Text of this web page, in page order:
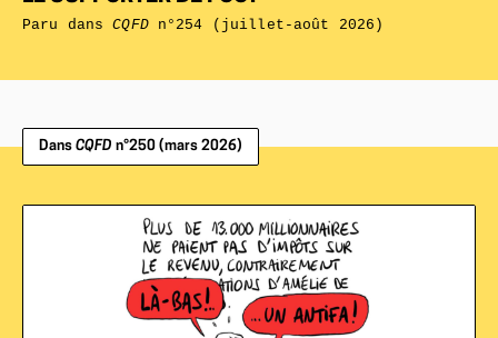
Paru dansCQFDn°254 (juillet-août 2026)
Dans CQFD n°250 (mars 2026)